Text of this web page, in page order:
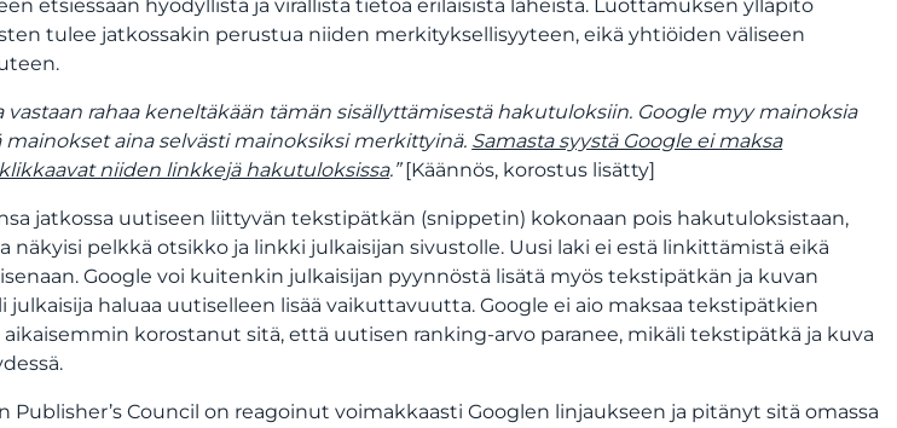
etsiessään hyödyllistä ja virallista tietoa erilaisista läheistä. Luottamuksen ylläpito
tulee jatkossakin perustua niiden merkityksellisyyteen, eikä yhtiöiden väliseen
vastaan rahaa keneltäkään tämän sisällyttämisestä hakutuloksiin. Google myy mainoksia
aina selvästi mainoksiksi merkittyinä. Samasta syystä Google ei maksa
niiden linkkejä hakutuloksissa.”[Käännös, korostus lisätty]
jatkossa uutiseen liittyvän tekstipätkän (snippetin) kokonaan pois hakutuloksistaan,
näkyisi pelkkä otsikko ja linkki julkaisijan sivustolle. Uusi laki ei estä linkittämistä eikä
Google voi kuitenkin julkaisijan pyynnöstä lisätä myös tekstipätkän ja kuvan
haluaa uutiselleen lisää vaikuttavuutta. Google ei aio maksaa tekstipätkien
aikaisemmin korostanut sitä, että uutisen ranking-arvo paranee, mikäli tekstipätkä ja kuva
Publisher’s Council on reagoinut voimakkaasti Googlen linjaukseen ja pitänyt sitä omassa